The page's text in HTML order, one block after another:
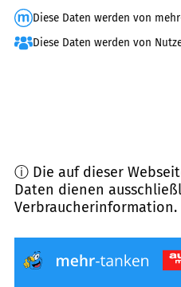
Diese Daten werden von
Diese Daten werden von
ⓘ Die auf dieser
Daten dienen
Verbraucherinformation.